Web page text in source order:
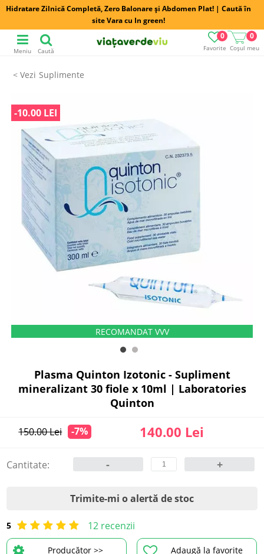
Hidratare Zilnică Completă, Zero Balonare și Abdomen Plat! | Caută în
site Vara cu In green!
Favorite
0
Coșul meu
0
Meniu Caută
Suplimente
5 12 recenzii
Adaugă la favorite
Producător >>
-10.00 LEI
Plasma Quinton Izotonic - Supliment
mineralizant 30 fiole x 10ml | Laboratories
Quinton
150.00 Lei -7% 140.00 Lei
Cantitate: - +
Trimite-mi o alertă de stoc